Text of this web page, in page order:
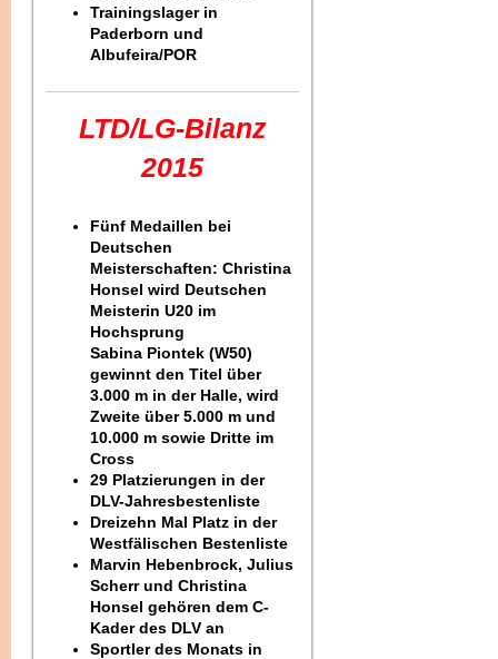
Trainingslager in
Paderborn und
Albufeira/POR
LTD/LG-Bilanz
2015
Fünf Medaillen bei
Deutschen
Meisterschaften: Christina
Honsel wird Deutschen
Meisterin U20 im
Hochsprung
Sabina Piontek (W50)
gewinnt den Titel über
3.000 m in der Halle, wird
Zweite über 5.000 m und
10.000 m sowie Dritte im
Cross
29 Platzierungen in der
DLV-Jahresbestenliste
Dreizehn Mal Platz in der
Westfälischen Bestenliste
Marvin Hebenbrock, Julius
Scherr und Christina
Honsel gehören dem C-
Kader des DLV an
Sportler des Monats in